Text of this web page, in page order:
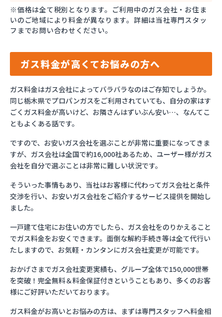
※価格は全て税別となります。ご利用中のガス会社・お住ま
いのご地域により料金が異なります。詳細は当社専門スタッ
フまでお問い合わせください。
ガス料金が高くてお悩みの方へ
ガス料金はガス会社によってバラバラなのはご存知でしょうか。
同じ栃木県でプロパンガスをご利用されていても、自分の家はす
ごくガス料金が高いけど、お隣さんはずいぶん安い…、なんてこ
ともよくある話です。
ですので、お安いガス会社を選ぶことが非常に重要になってきま
すが、ガス会社は全国で約16,000社あるため、ユーザー様がガス
会社を自分で選ぶことは非常に難しい状況です。
そういった事情もあり、当社はお客様に代わってガス会社と条件
交渉を行い、お安いガス会社をご紹介するサービス提供を開始し
ました。
一戸建て住宅にお住いの方でしたら、ガス会社をのりかえること
でガス料金をお安くできます。面倒な解約手続き等は全て代行い
たしますので、お気軽・カンタンにガス会社変更が可能です。
おかげさまでガス会社変更実績も、グループ全体で150,000世帯
を突破！完全無料＆料金保証付きということもあり、多くのお客
様にご好評いただいております。
ガス料金がお高いとお悩みの方は、まずは専門スタッフへ料金相